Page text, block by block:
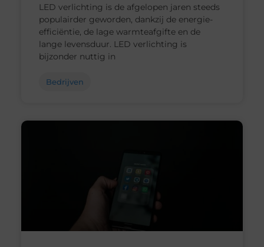
LED verlichting is de afgelopen jaren steeds
populairder geworden, dankzij de energie-
efficiëntie, de lage warmteafgifte en de
lange levensduur. LED verlichting is
bijzonder nuttig in
Bedrijven